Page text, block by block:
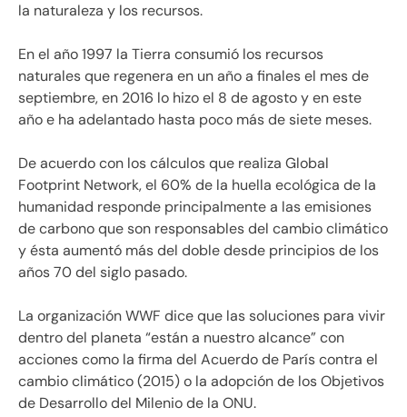
la naturaleza y los recursos.
En el año 1997 la Tierra consumió los recursos
naturales que regenera en un año a finales el mes de
septiembre, en 2016 lo hizo el 8 de agosto y en este
año e ha adelantado hasta poco más de siete meses.
De acuerdo con los cálculos que realiza Global
Footprint Network, el 60% de la huella ecológica de la
humanidad responde principalmente a las emisiones
de carbono que son responsables del cambio climático
y ésta aumentó más del doble desde principios de los
años 70 del siglo pasado.
La organización WWF dice que las soluciones para vivir
dentro del planeta “están a nuestro alcance” con
acciones como la firma del Acuerdo de París contra el
cambio climático (2015) o la adopción de los Objetivos
de Desarrollo del Milenio de la ONU.